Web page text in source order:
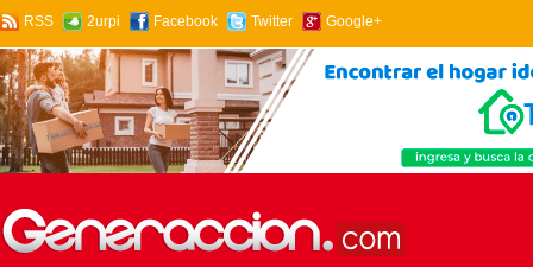
RSS 2urpi Facebook Twitter Google+